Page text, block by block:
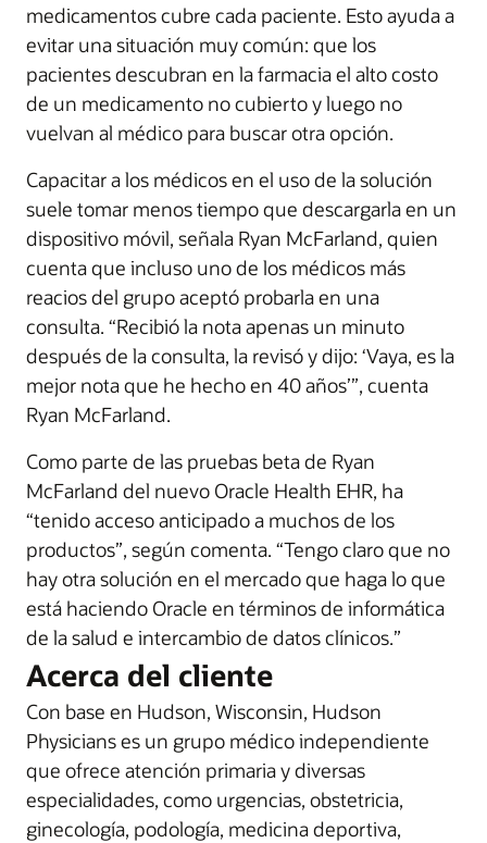
medicamentos cubre cada paciente. Esto ayuda a
evitar una situación muy común: que los
pacientes descubran en la farmacia el alto costo
de un medicamento no cubierto y luego no
vuelvan al médico para buscar otra opción.
Capacitar a los médicos en el uso de la solución
suele tomar menos tiempo que descargarla en un
dispositivo móvil, señala Ryan McFarland, quien
cuenta que incluso uno de los médicos más
reacios del grupo aceptó probarla en una
consulta. “Recibió la nota apenas un minuto
después de la consulta, la revisó y dijo: ‘Vaya, es la
mejor nota que he hecho en 40 años’”, cuenta
Ryan McFarland.
Como parte de las pruebas beta de Ryan
McFarland del nuevo Oracle Health EHR, ha
“tenido acceso anticipado a muchos de los
productos”, según comenta. “Tengo claro que no
hay otra solución en el mercado que haga lo que
está haciendo Oracle en términos de informática
de la salud e intercambio de datos clínicos.”
Acerca del cliente
Con base en Hudson, Wisconsin, Hudson
Physicians es un grupo médico independiente
que ofrece atención primaria y diversas
especialidades, como urgencias, obstetricia,
ginecología, podología, medicina deportiva,